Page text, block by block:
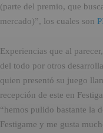
(parte del premio, que
mercado)”, los cuales son
Experiencias que al
del todo por otros
quien presentó su juego
recepción de este en
“hemos pulido bastante la
Festigame y me gusta